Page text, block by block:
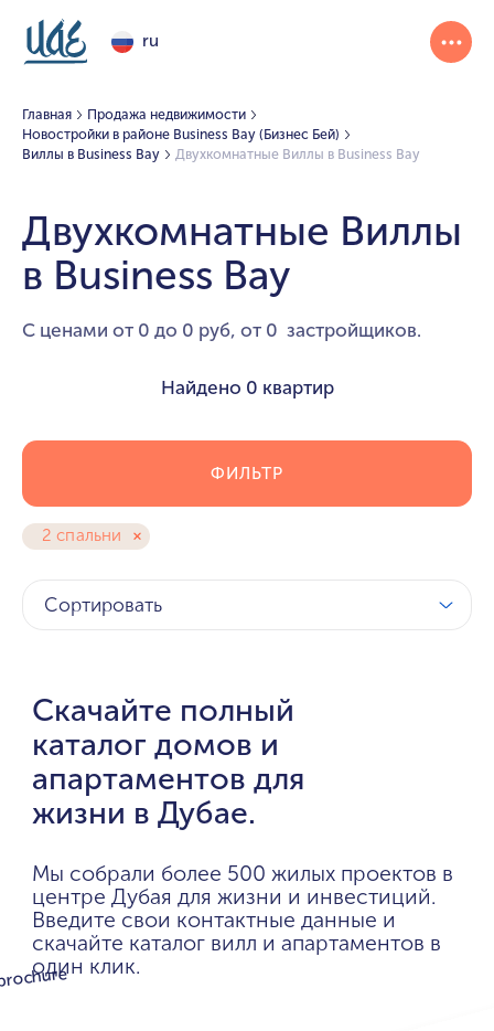
ru
Главная
Продажа недвижимости
Новостройки в районе Business Bay (Бизнес Бей)
Виллы в Business Bay
Двухкомнатные Виллы в Business Bay
Двухкомнатные Виллы
в Business Bay
С ценами от 0 до 0 руб, от 0 застройщиков.
Найдено 0 квартир
2 спальни
ФИЛЬТР
Сортировать
Скачайте полный
каталог домов и
апартаментов для
жизни в Дубае.
Мы собрали более 500 жилых проектов в
центре Дубая для жизни и инвестиций.
Введите свои контактные данные и
скачайте каталог вилл и апартаментов в
один клик.